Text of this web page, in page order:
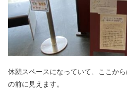
休憩スペースになっていて、ここか
の前に見えます。